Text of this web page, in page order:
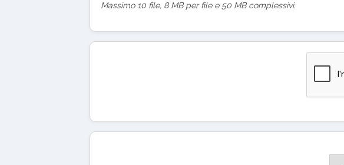
Massimo 10 file, 8 MB per file e 50 MB complessivi.